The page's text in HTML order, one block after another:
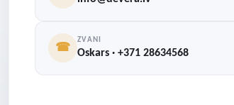
☎
ZVANI
Oskars · +371 28634568